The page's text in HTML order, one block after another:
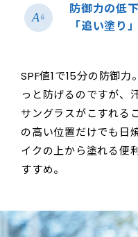
6
防御力の低
「追い塗り
SPF値1で15分の防御
っと防げるのですが、
サングラスがこすれる
の高い位置だけでも日
イクの上から塗れる便
すすめ。